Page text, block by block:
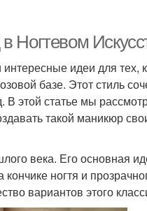
Ногтевом
идеи для тех,
базе. Этот стиль
В этой статье мы
такой маникюр
века. Его основная
ногтя и
вариантов этого